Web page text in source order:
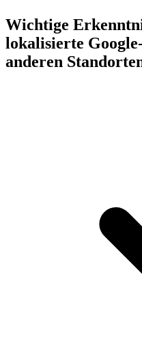
Wichtige
lokalisierte
anderen